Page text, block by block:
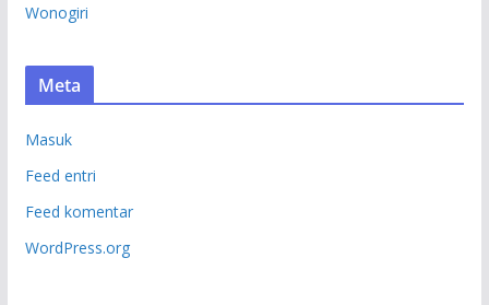
Wonogiri
Meta
Masuk
Feed entri
Feed komentar
WordPress.org